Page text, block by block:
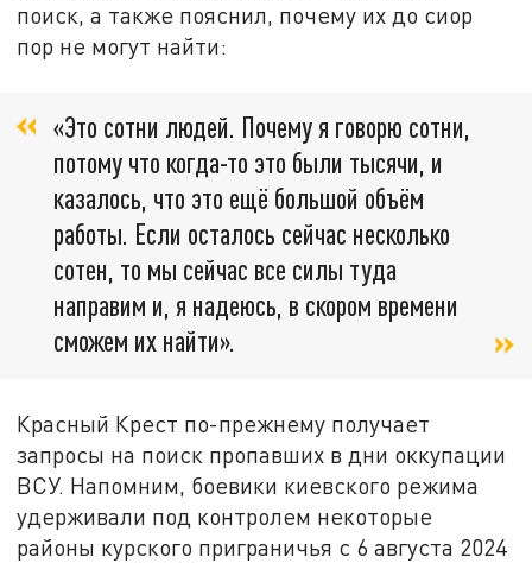
поиск, а также пояснил, почему их до сиор
пор не могут найти:
«Это сотни людей. Почему я говорю сотни,
потому что когда-то это были тысячи, и
казалось, что это ещё большой объём
работы. Если осталось сейчас несколько
сотен, то мы сейчас все силы туда
направим и, я надеюсь, в скором времени
сможем их найти».
Красный Крест по-прежнему получает
запросы на поиск пропавших в дни оккупации
ВСУ. Напомним, боевики киевского режима
удерживали под контролем некоторые
районы курского приграничья с 6 августа 2024